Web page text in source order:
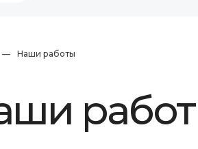
— Наши работы